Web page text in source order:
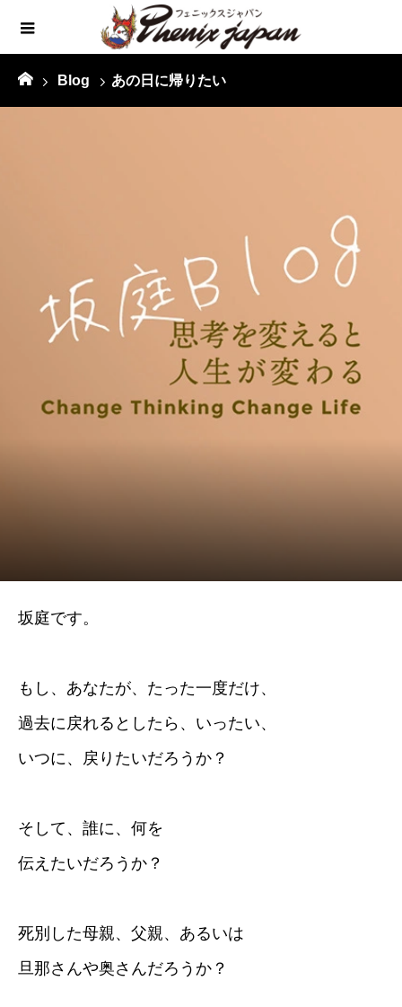
Blog あの日に帰りたい
坂庭です。
もし、あなたが、たった一度だけ、
過去に戻れるとしたら、いったい、
いつに、戻りたいだろうか？
そして、誰に、何を
伝えたいだろうか？
死別した母親、父親、あるいは
旦那さんや奥さんだろうか？